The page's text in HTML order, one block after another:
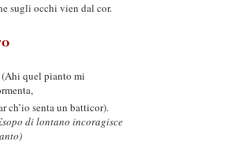
sugli occhi vien dal cor.
(Ahi quel pianto mi
ch’io senta un batticor).
di lontano incoragisce